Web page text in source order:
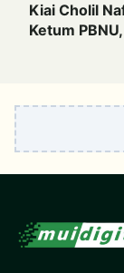
Kiai Cholil
Ketum